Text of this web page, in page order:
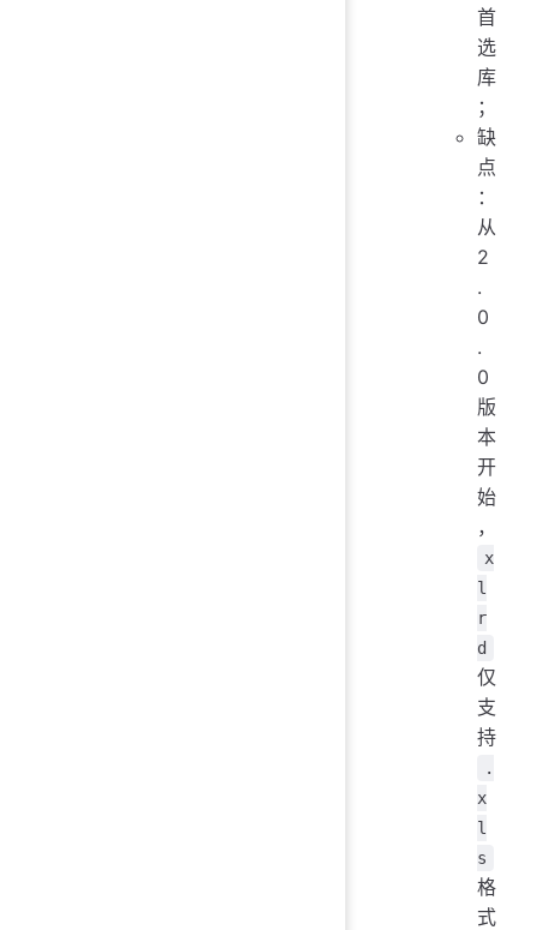
首
选
库
；
缺
点
：
从
2
.
0
.
0
版
本
开
始
，
x
l
r
d
仅
支
持
.
x
l
s
格
式